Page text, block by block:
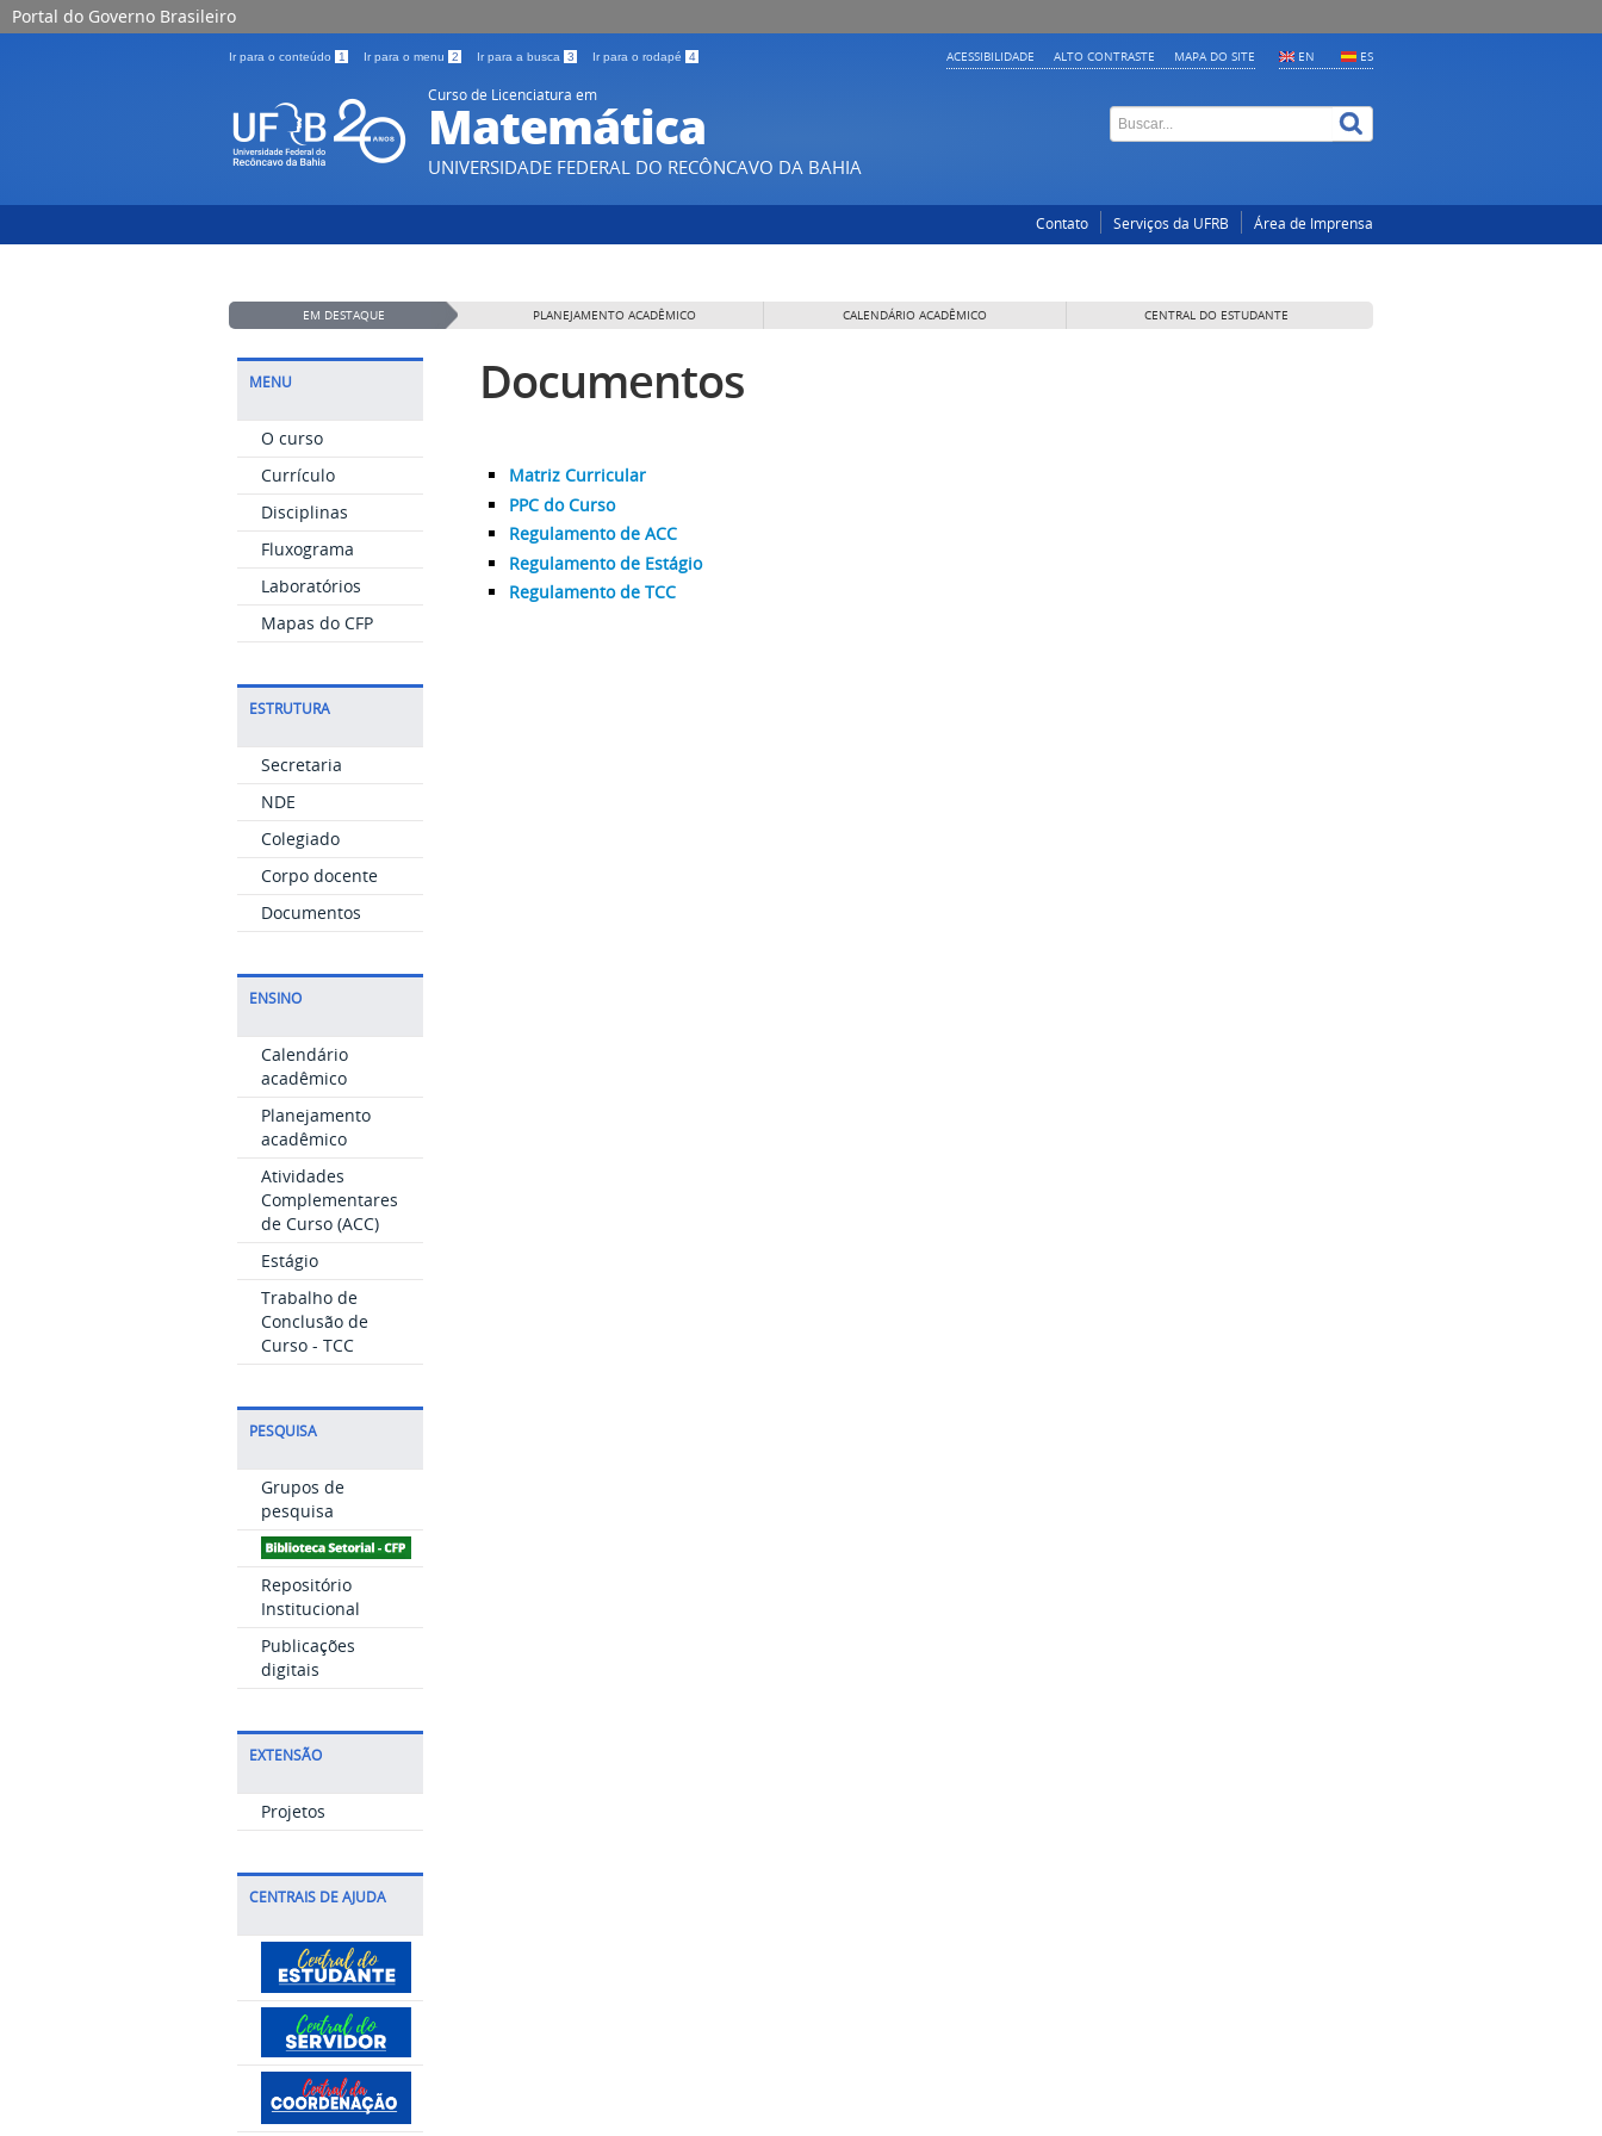
Portal do Governo Brasileiro
Ir para o conteúdo 1 Ir para o menu 2 Ir para a busca 3 Ir para o rodapé 4 EN ES
ACESSIBILIDADE ALTO CONTRASTE MAPA DO SITE
Curso de Licenciatura em
Matemática
UNIVERSIDADE FEDERAL DO RECÔNCAVO DA BAHIA
Contato Serviços da UFRB Área de Imprensa
EM DESTAQUE PLANEJAMENTO ACADÊMICO CALENDÁRIO ACADÊMICO CENTRAL DO ESTUDANTE
MENU
O curso
Currículo
Disciplinas
Fluxograma
Laboratórios
Mapas do CFP
ESTRUTURA
Secretaria
NDE
Colegiado
Corpo docente
Documentos
ENSINO
Calendário
acadêmico
Planejamento
acadêmico
Atividades
Complementares
de Curso (ACC)
Estágio
Trabalho de
Conclusão de
Curso - TCC
PESQUISA
Grupos de
pesquisa
Repositório
Institucional
Publicações
digitais
EXTENSÃO
Projetos
CENTRAIS DE AJUDA
Documentos
Matriz Curricular
PPC do Curso
Regulamento de ACC
Regulamento de Estágio
Regulamento de TCC